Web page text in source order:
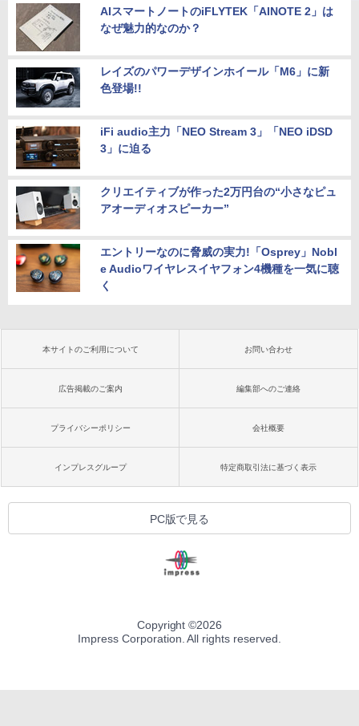
AIスマートノートのiFLYTEK「AINOTE 2」は
なぜ魅力的なのか？
レイズのパワーデザインホイール「M6」に新
色登場!!
iFi audio主力「NEO Stream 3」「NEO iDSD
3」に迫る
クリエイティブが作った2万円台の“小さなピュ
アオーディオスピーカー”
エントリーなのに脅威の実力!「Osprey」Nobl
e Audioワイヤレスイヤフォン4機種を一気に聴
く
本サイトのご利用について お問い合わせ
広告掲載のご案内 編集部へのご連絡
プライバシーポリシー 会社概要
インプレスグループ 特定商取引法に基づく表示
PC版で見る
Copyright ©2026
Impress Corporation. All rights reserved.